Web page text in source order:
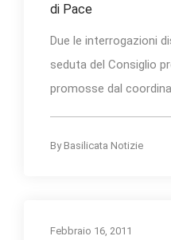
di Pace
Due le interrogazioni
seduta del Consiglio
promosse dal
By Basilicata Notizie
Febbraio 16, 2011